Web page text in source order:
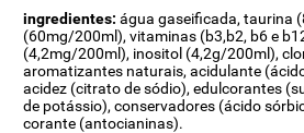
ingredientes: água gaseificada, taurina
(60mg/200ml), vitaminas (b3,b2, b6 e
(4,2mg/200ml), inositol (4,2g/200ml),
aromatizantes naturais, acidulante
acidez (citrato de sódio), edulcorantes
de potássio), conservadores (ácido
corante (antocianinas).